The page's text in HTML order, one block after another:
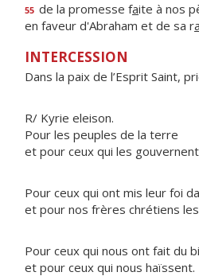
55 de la promesse faite à nos
en faveur d'Abraham et de sa ra
INTERCESSION
Dans la paix de l’Esprit Saint,
R/ Kyrie eleison.
Pour les peuples de la terre
et pour ceux qui les
Pour ceux qui ont mis leur foi
et pour nos frères chrétiens
Pour ceux qui nous ont fait du
et pour ceux qui nous haïssent.